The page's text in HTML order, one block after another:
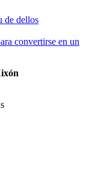
de dellos
convertirse en un